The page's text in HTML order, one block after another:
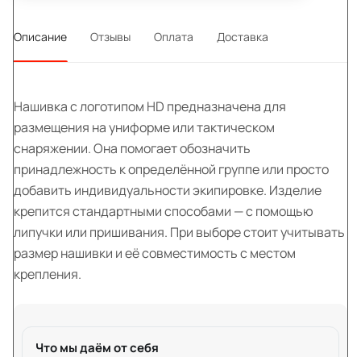
Описание Отзывы Оплата Доставка
Нашивка с логотипом HD предназначена для
размещения на униформе или тактическом
снаряжении. Она помогает обозначить
принадлежность к определённой группе или просто
добавить индивидуальности экипировке. Изделие
крепится стандартными способами — с помощью
липучки или пришивания. При выборе стоит учитывать
размер нашивки и её совместимость с местом
крепления.
Что мы даём от себя